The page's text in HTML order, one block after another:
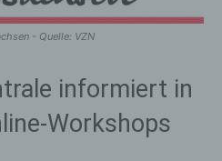
- Quelle: VZN
informiert in
Workshops